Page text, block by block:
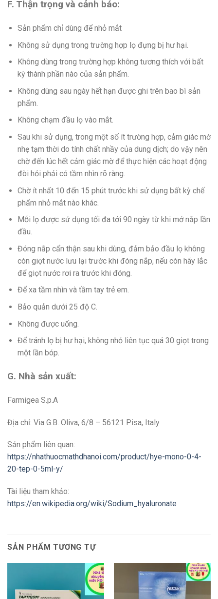
F. Thận trọng và cảnh báo:
Sản phẩm chỉ dùng để nhỏ mắt
Không sử dụng trong trường hợp lọ đựng bị hư hại.
Không dùng trong trường hợp không tương thích với bất
kỳ thành phần nào của sản phẩm.
Không dùng sau ngày hết hạn được ghi trên bao bì sản
phẩm.
Không chạm đầu lọ vào mắt.
Sau khi sử dụng, trong một số ít trường hợp, cảm giác mờ
nhẹ tạm thời do tính chất nhầy của dung dịch; do vậy nên
chờ đến lúc hết cảm giác mờ để thực hiện các hoạt động
đòi hỏi phải có tầm nhìn rõ ràng.
Chờ ít nhất 10 đến 15 phút trước khi sử dụng bất kỳ chế
phẩm nhỏ mắt nào khác.
Mỗi lọ được sử dụng tối đa tới 90 ngày từ khi mở nắp lần
đầu.
Đóng nắp cẩn thận sau khi dùng, đảm bảo đầu lọ không
còn giọt nước lưu lại trước khi đóng nắp, nếu còn hãy lắc
để giọt nước rơi ra trước khi đóng.
Để xa tầm nhìn và tầm tay trẻ em.
Bảo quản dưới 25 độ C.
Không được uống.
Để tránh lọ bị hư hại, không nhỏ liên tục quá 30 giọt trong
một lần bóp.
G. Nhà sản xuất:
Farmigea S.p.A
Địa chỉ: Via G.B. Oliva, 6/8 – 56121 Pisa, Italy
Sản phẩm liên quan:
https://nhathuocmathdhanoi.com/product/hye-mono-0-4-
20-tep-0-5ml-y/
Tài liệu tham khảo:
https://en.wikipedia.org/wiki/Sodium_hyaluronate
SẢN PHẨM TƯƠNG TỰ